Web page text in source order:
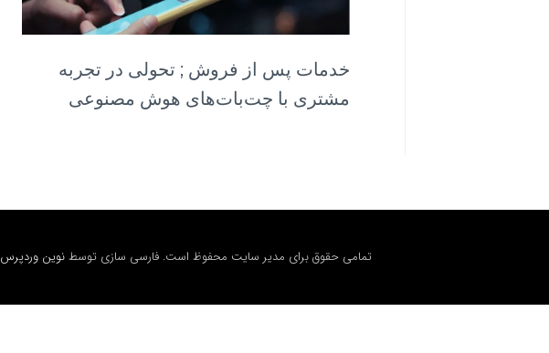
خدمات پس از فروش ; تحولی در تجربه
مشتری با چت‌بات‌های هوش مصنوعی
تمامی حقوق برای مدیر سایت محفوظ است. فارسی سازی توسطنوین وردپرس